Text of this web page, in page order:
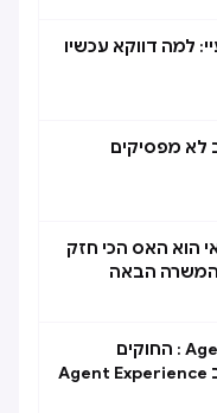
למה דווקא עכשיו
לא מפסיקים
הוא האס הכי חזק
הבאה
עידן ה-Agentic UX : החוקים
החדשים לעיצוב Agent Experience